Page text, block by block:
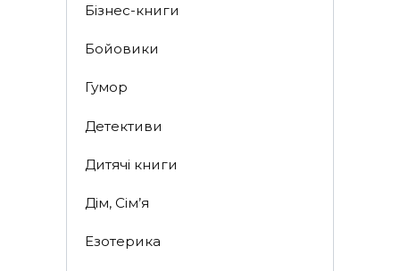
Бізнес-книги
Бойовики
Гумор
Детективи
Дитячі книги
Дім, Сім’я
Езотерика